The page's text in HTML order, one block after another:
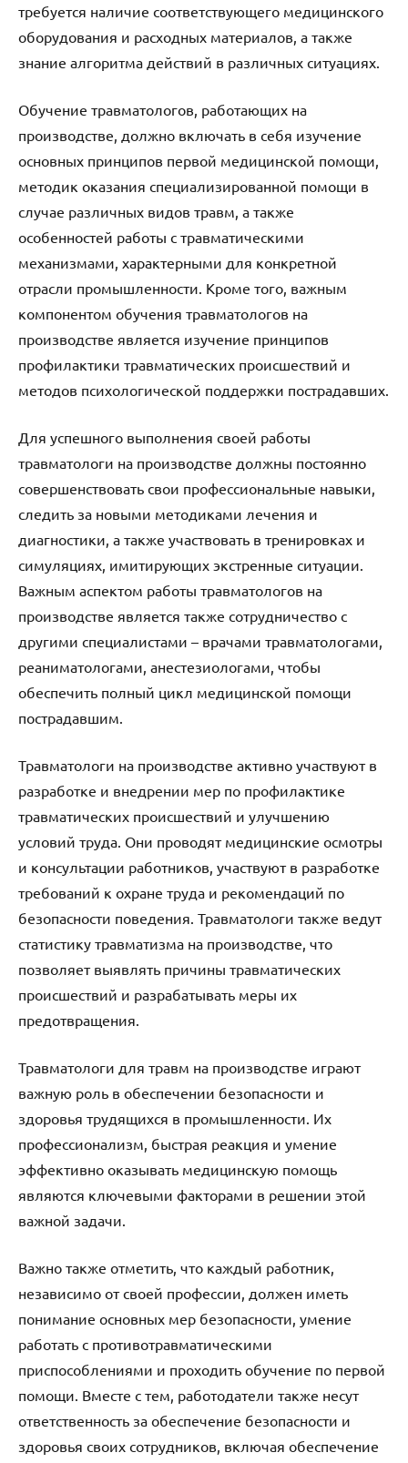
требуется наличие соответствующего медицинского
оборудования и расходных материалов, а также
знание алгоритма действий в различных ситуациях.
Обучение травматологов, работающих на
производстве, должно включать в себя изучение
основных принципов первой медицинской помощи,
методик оказания специализированной помощи в
случае различных видов травм, а также
особенностей работы с травматическими
механизмами, характерными для конкретной
отрасли промышленности. Кроме того, важным
компонентом обучения травматологов на
производстве является изучение принципов
профилактики травматических происшествий и
методов психологической поддержки пострадавших.
Для успешного выполнения своей работы
травматологи на производстве должны постоянно
совершенствовать свои профессиональные навыки,
следить за новыми методиками лечения и
диагностики, а также участвовать в тренировках и
симуляциях, имитирующих экстренные ситуации.
Важным аспектом работы травматологов на
производстве является также сотрудничество с
другими специалистами – врачами травматологами,
реаниматологами, анестезиологами, чтобы
обеспечить полный цикл медицинской помощи
пострадавшим.
Травматологи на производстве активно участвуют в
разработке и внедрении мер по профилактике
травматических происшествий и улучшению
условий труда. Они проводят медицинские осмотры
и консультации работников, участвуют в разработке
требований к охране труда и рекомендаций по
безопасности поведения. Травматологи также ведут
статистику травматизма на производстве, что
позволяет выявлять причины травматических
происшествий и разрабатывать меры их
предотвращения.
Травматологи для травм на производстве играют
важную роль в обеспечении безопасности и
здоровья трудящихся в промышленности. Их
профессионализм, быстрая реакция и умение
эффективно оказывать медицинскую помощь
являются ключевыми факторами в решении этой
важной задачи.
Важно также отметить, что каждый работник,
независимо от своей профессии, должен иметь
понимание основных мер безопасности, умение
работать с противотравматическими
приспособлениями и проходить обучение по первой
помощи. Вместе с тем, работодатели также несут
ответственность за обеспечение безопасности и
здоровья своих сотрудников, включая обеспечение